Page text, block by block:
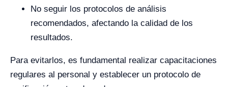
No seguir los protocolos de análisis
recomendados, afectando la calidad de los
resultados.
Para evitarlos, es fundamental realizar capacitaciones
regulares al personal y establecer un protocolo de